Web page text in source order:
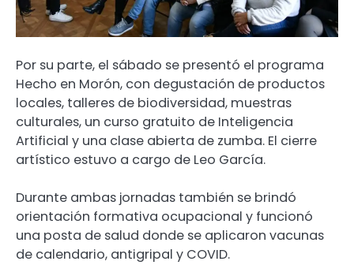
Por su parte, el sábado se presentó el programa
Hecho en Morón, con degustación de productos
locales, talleres de biodiversidad, muestras
culturales, un curso gratuito de Inteligencia
Artificial y una clase abierta de zumba. El cierre
artístico estuvo a cargo de Leo García.
Durante ambas jornadas también se brindó
orientación formativa ocupacional y funcionó
una posta de salud donde se aplicaron vacunas
de calendario, antigripal y COVID.